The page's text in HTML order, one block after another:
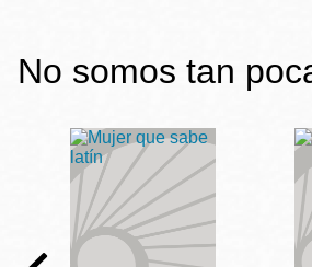
No somos tan